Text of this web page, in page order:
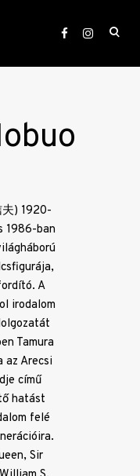
) 1920-
1986-ban
A
irodalom
Tamura
az Arecsi
című
hatást
felé
Sir